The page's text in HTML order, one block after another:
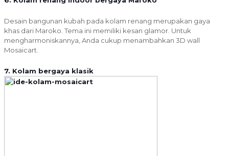
Desain bangunan kubah pada kolam renang merupakan gaya
khas dari Maroko. Tema ini memiliki kesan glamor. Untuk
mengharmoniskannya, Anda cukup menambahkan 3D wall
Mosaicart.
7. Kolam bergaya klasik